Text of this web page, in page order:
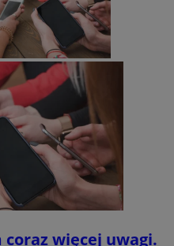
więcej uwagi.